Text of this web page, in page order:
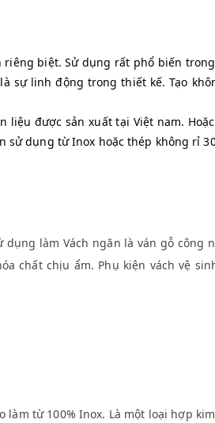
biệt. Sử dụng rất phổ biến
sự linh động trong thiết kế. Tạo
liệu được sản xuất tại Việt nam.
sử dụng từ Inox hoặc thép không rỉ
dụng làm Vách ngăn là ván gỗ công
chất chịu ẩm. Phụ kiện vách vệ
làm từ 100% Inox. Là một loại hợp